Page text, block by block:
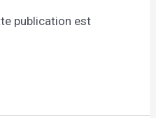
publication est